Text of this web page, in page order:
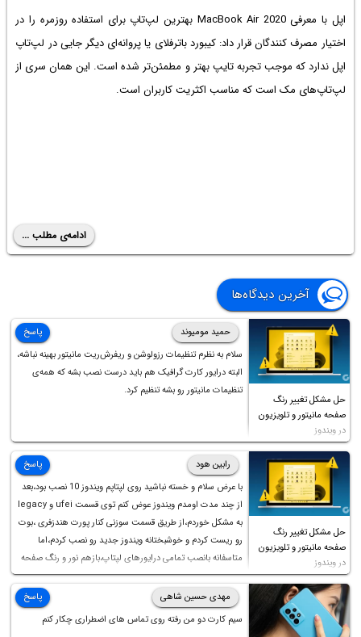
اپل با معرفی MacBook Air 2020 بهترین لپ‌تاپ برای استفاده روزمره را در
اختیار مصرف کنندگان قرار داد: کیبورد باترفلای یا پروانه‌ای دیگر جایی در لپ‌تاپ
اپل ندارد که موجب تجربه تایپ بهتر و مطمئن‌تر شده است. این همان سری از
لپ‌تاپ‌های مک است که مناسب اکثریت کاربران است.
ادامه‌ی مطلب ...
آخرین دیدگاه‌ها
حل مشکل تغییر رنگ
صفحه مانیتور و تلویزیون
در ویندوز
حمید مومیوند
سلام به نظرم تنظیمات رزولوشن و ریفرش‌ریت مانیتور بهینه نباشه،
البته درایور کارت گرافیک هم باید درست نصب بشه که همه‌ی
تنظیمات مانیتور رو بشه تنظیم کرد.
پاسخ
حل مشکل تغییر رنگ
صفحه مانیتور و تلویزیون
در ویندوز
رابین هود
با عرض سلام و خسته نباشید روی لپتاپم ویندوز 10 نصب بود،بعد
از چند مدت اومدم ویندوز عوض کنم توی قسمت ufei و legacy
به مشکل خوردم،از طریق قسمت سوزنی کنار پورت هندزفری ،بوت
رو ریست کردم و خوشبختانه ویندوز جدید رو نصب کردم،اما
متاسفانه بانصب تمامی درایورهای لپتاپ،بازهم نور و رنگ صفحه
چه موقع کار چه موقع پخش فیلم مثل سابق نیست(نور زیاده و بی
کیفیت)،با ابدیت کردن کارت گرافیک،کالیبره کردن و غیره هم نور و
رنگ درست نشد (انگار تصویر ماته)، خواهشمند است راهنمایی
فرمایید باتشکر
پاسخ
مهدی حسین شاهی
سیم کارت دو من رفته روی تماس های اضطراری چکار کنم
پاسخ